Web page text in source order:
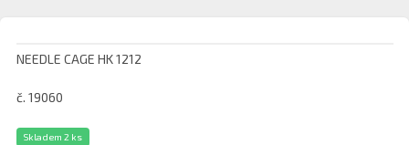
NEEDLE CAGE HK 1212
č. 19060
Skladem 2 ks